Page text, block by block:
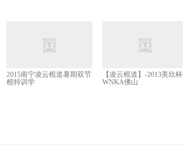
2015南宁凌云棍道暑期双节
棍特训学
【凌云棍道】-2013美欣杯
WNKA佛山